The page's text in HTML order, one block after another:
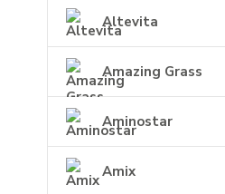
Altevita
Amazing Grass
Aminostar
Amix